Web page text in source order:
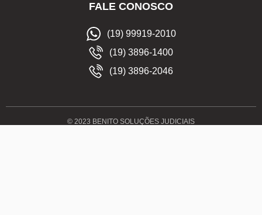
FALE CONOSCO
(19) 99919-2010
(19) 3896-1400
(19) 3896-2046
© 2023 BENITO SOLUÇÕES JUDICIAIS